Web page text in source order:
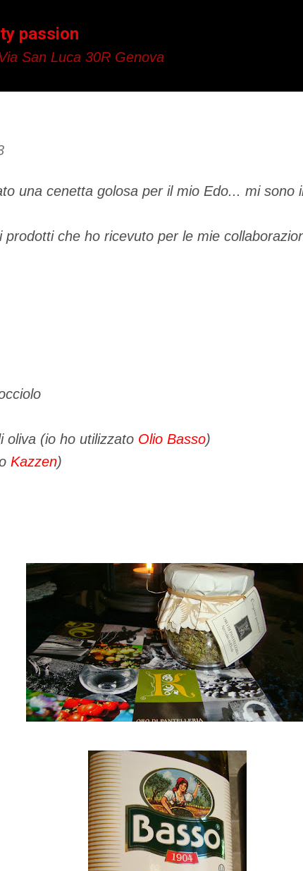
passion
San Luca 30R Genova
una cenetta golosa per il mio Edo... mi sono
prodotti che ho ricevuto per le mie
oliva (io ho utilizzato Olio Basso)
Kazzen)